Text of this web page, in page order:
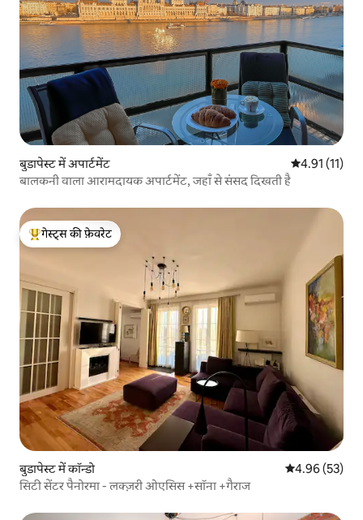
बुडापेस्ट में अपार्टमेंट औसत रेटिंग 5 में
4.91 (11)
बालकनी वाला आरामदायक अपार्टमेंट, जहाँ से संसद दिखती है
गेस्ट्स का टॉप फ़ेवरेट
गेस्ट्स की फ़ेवरेट
बुडापेस्ट में कॉन्डो औसत रेटिंग 5 में
4.96 (53)
सिटी सेंटर पैनोरमा - लक्ज़री ओएसिस +सॉना +गैराज